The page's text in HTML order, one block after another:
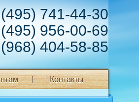
741-44-30
956-00-69
404-58-85
Контакты